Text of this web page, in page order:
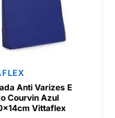
Anti Varizes E
Courvin Azul
Vittaflex